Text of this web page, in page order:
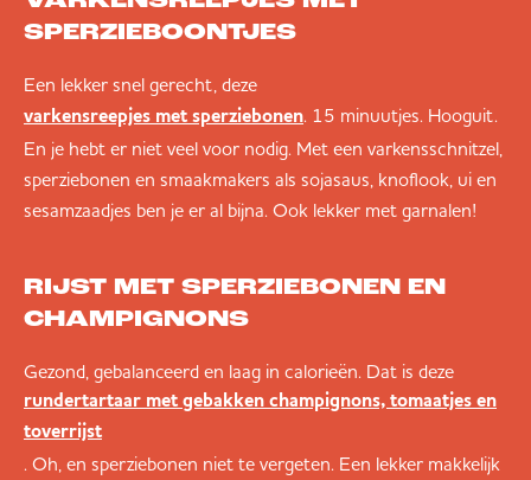
SPERZIEBOONTJES
Een lekker snel gerecht, deze
varkensreepjes met sperziebonen. 15 minuutjes. Hooguit.
En je hebt er niet veel voor nodig. Met een varkensschnitzel,
sperziebonen en smaakmakers als sojasaus, knoflook, ui en
sesamzaadjes ben je er al bijna. Ook lekker met garnalen!
RIJST MET SPERZIEBONEN EN
CHAMPIGNONS
Gezond, gebalanceerd en laag in calorieën. Dat is deze
rundertartaar met gebakken champignons, tomaatjes en
toverrijst
. Oh, en sperziebonen niet te vergeten. Een lekker makkelijk